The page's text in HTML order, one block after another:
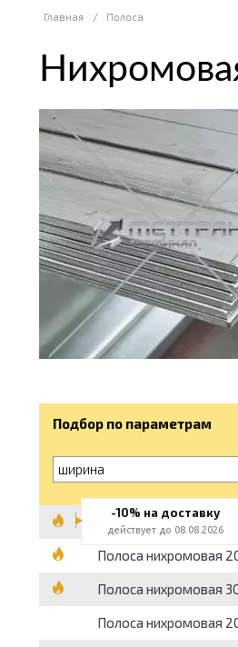
Главная
/ Полоса
Подбор по параметрам
ширина
Полоса нихромовая
Полоса нихромовая
Полоса нихромовая
Полоса нихромовая
-10% на доставку
действует до 08.08.2026